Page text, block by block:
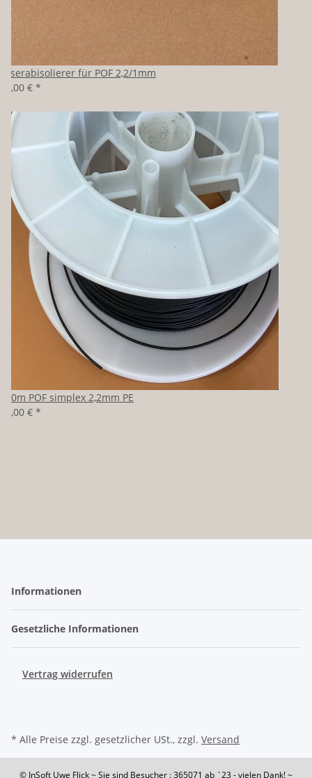
Faserabisolierer für POF 2,2/1mm
39,00 € *
100m POF simplex 2,2mm PE
80,00 € *
Informationen
Gesetzliche Informationen
Vertrag widerrufen
* Alle Preise zzgl. gesetzlicher USt., zzgl. Versand
© InSoft Uwe Flick~ Sie sind Besucher : 365071 ab `23 - vielen Dank! ~